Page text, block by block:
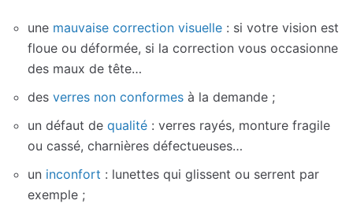
une mauvaise correction visuelle : si votre vision est
floue ou déformée, si la correction vous occasionne
des maux de tête…
des verres non conformes à la demande ;
un défaut de qualité : verres rayés, monture fragile
ou cassé, charnières défectueuses…
un inconfort : lunettes qui glissent ou serrent par
exemple ;